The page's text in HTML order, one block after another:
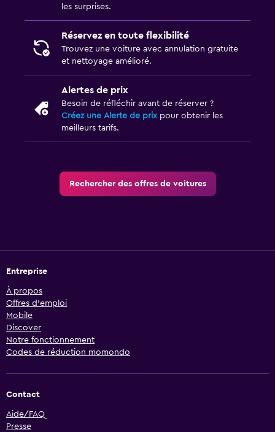
les surprises.
Réservez en toute flexibilité
Trouvez une voiture avec annulation gratuite
et nettoyage amélioré.
Alertes de prix
Besoin de réfléchir avant de réserver ?
Créez une Alerte de prixpour obtenir les
meilleurs tarifs.
Rechercher des offres de voitures
Entreprise
À propos
Offres d’emploi
Mobile
Discover
Notre fonctionnement
Codes de réduction momondo
Contact
Aide/FAQ
Presse